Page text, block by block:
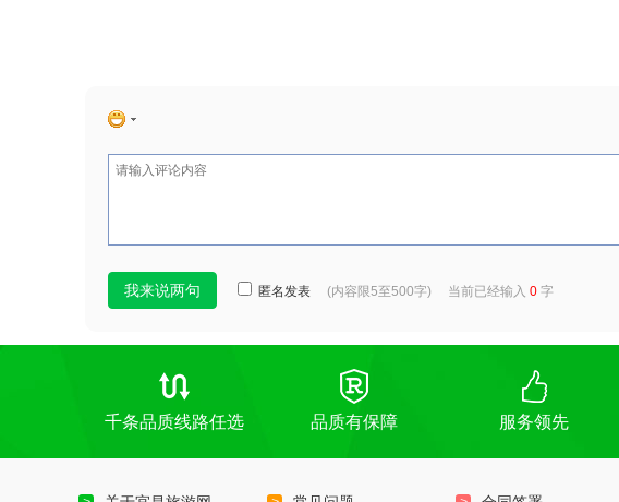
匿名发表 (内容限5至500字) 当前已经输入 0 字
千条品质线路任选 品质有保障 服务领先